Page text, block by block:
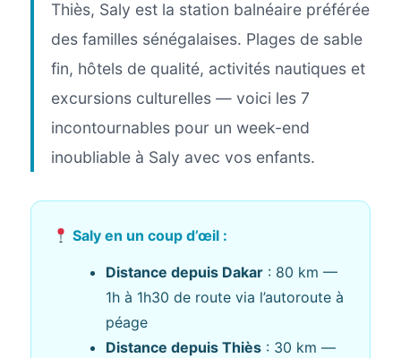
Thiès, Saly est la station balnéaire préférée
des familles sénégalaises. Plages de sable
fin, hôtels de qualité, activités nautiques et
excursions culturelles — voici les 7
incontournables pour un week-end
inoubliable à Saly avec vos enfants.
Saly en un coup d’œil :
Distance depuis Dakar : 80 km —
1h à 1h30 de route via l’autoroute à
péage
Distance depuis Thiès : 30 km —